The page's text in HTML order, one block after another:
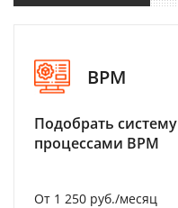
BPM
Подобрать
процессами BPM
От 1 250 руб./месяц